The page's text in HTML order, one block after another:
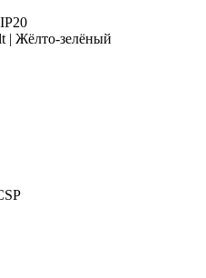
IP20
| Жёлто-зелёный